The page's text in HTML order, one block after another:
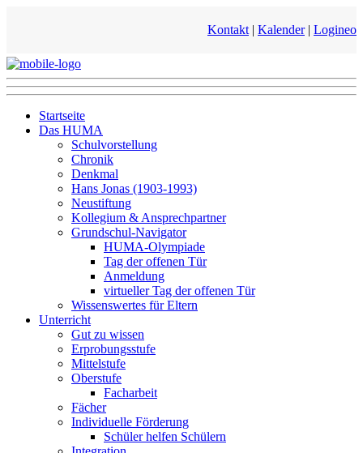
Kontakt | Kalender| Logineo
Startseite
Das HUMA
Schulvorstellung
Chronik
Denkmal
Hans Jonas (1903-1993)
Neustiftung
Kollegium & Ansprechpartner
Grundschul-Navigator
HUMA-Olympiade
Tag der offenen Tür
Anmeldung
virtueller Tag der offenen Tür
Wissenswertes für Eltern
Unterricht
Gut zu wissen
Erprobungsstufe
Mittelstufe
Oberstufe
Facharbeit
Fächer
Individuelle Förderung
Schüler helfen Schülern